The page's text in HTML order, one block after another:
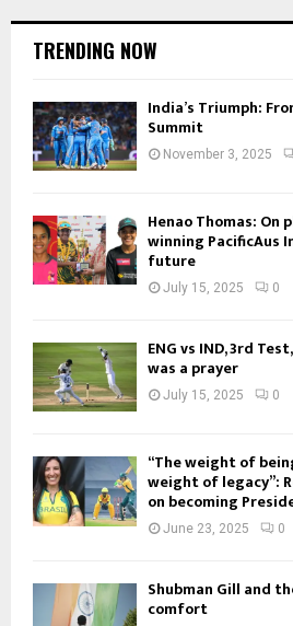
TRENDING NOW
India’s Triumph:
Summit
November 3, 2025
Henao Thomas: On
winning PacificAus
future
July 15, 2025 0
ENG vs IND, 3rd
was a prayer
July 15, 2025 0
“The weight of
weight of legacy”:
on becoming
June 23, 2025 0
Shubman Gill and
comfort